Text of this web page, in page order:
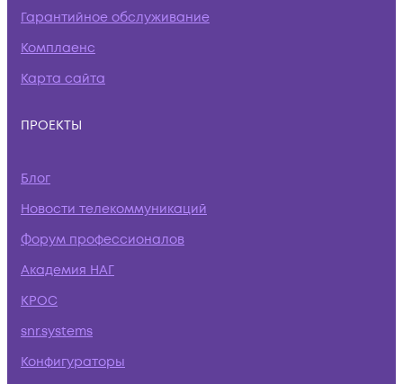
Гарантийное обслуживание
Комплаенс
Карта сайта
ПРОЕКТЫ
Блог
Новости телекоммуникаций
Форум профессионалов
Академия НАГ
КРОС
snr.systems
Конфигураторы